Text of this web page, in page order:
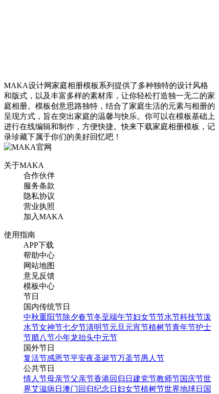
人H5模版
找相似
翻页H5
中国风设计风格红色简洁
大气过年家庭家庭相册全
找相似
翻页H5
中国风设计风格红色简洁
大气过年家庭家庭相册全
家福H5模版
MAKA设计网家庭相册模板系列提供了多种独特的设计风格
和版式，以及丰富多样的素材库，让你轻松打造独一无二的家
庭相册。模板创意思路独特，结合了家庭生活的元素与相册的
呈现方式，旨在突出家庭的温馨与快乐。你可以在模板基础上
进行在线编辑和制作，方便快捷。快来下载家庭相册模板，记
录珍藏下属于你们的美好回忆吧！
关于MAKA
合作伙伴
服务条款
隐私协议
营业执照
加入MAKA
使用指南
APP下载
帮助中心
网站地图
意见反馈
模板中心
节日
国内传统节日
中秋重阳节除夕春节冬至端午节妇女节节水节科技节泼
水节女神节七夕节清明节元旦 元宵节植树节青年节护士
节腊八节小年龙抬头中元节
国外节日
复活节感恩节平安夜圣诞节万圣节愚人节
公共节日
情人节母亲节父亲节香港回归日 建党节教师节国庆节世
界艾滋病日 澳门回归纪念日 妇女节植树节世界地球日 国